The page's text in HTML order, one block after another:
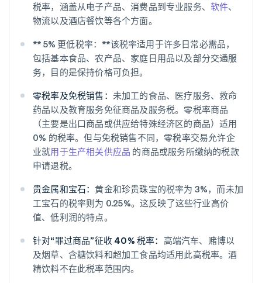
税率，涵盖从电子产品、消费品到专业服务、 软件、
物流以及酒店餐饮等各个方面。
** 5% 更低税率：**该税率适用于许多日常必需品，
包括基本食品、农产品、家庭日用品以及部分交通服
务，目的是保持价格可负担。
零税率及免税销售： 未加工的食品、医疗服务、救命
药品以及教育服务免征商品及服务税。零税率商品
（主要是出口商品或供应给特殊经济区的商品）适用
0% 的税率。但与免税销售不同，零税率交易允许企
业就用于生产相关供应品 的商品或服务所缴纳的税款
申请退税。
贵金属和宝石：黄金和珍贵珠宝的税率为 3%，而未加
工宝石的税率则为 0.25%。这反映了这些行业高价
值、低利润的特点。
针对“罪过商品”征收 40% 税率： 高端汽车、赌博以
及烟草、含糖饮料和超加工食品均适用此高税率。酒
精饮料不在此税率范围内。